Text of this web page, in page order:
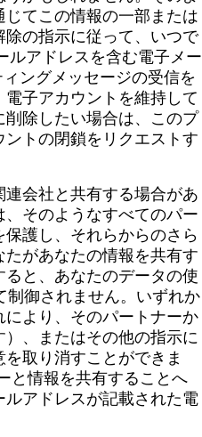
てこの情報の一部または
の指示に従って、いつで
ルアドレスを含む電子メー
ングメッセージの受信を
子アカウントを維持して
除したい場合は、このプ
トの閉鎖をリクエストす
会社と共有する場合があ
そのようなすべてのパー
護し、それらからのさら
があなたの情報を共有す
と、あなたのデータの使
制御されません。いずれか
より、そのパートナーか
、またはその他の指示に
取り消すことができま
と情報を共有することへ
アドレスが記載された電